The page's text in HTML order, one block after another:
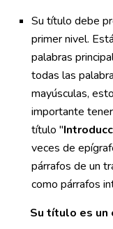
Su título debe
primer nivel.
palabras
todas las
mayúsculas,
importante
título "
veces de
párrafos de un
como párrafos
Su título es un